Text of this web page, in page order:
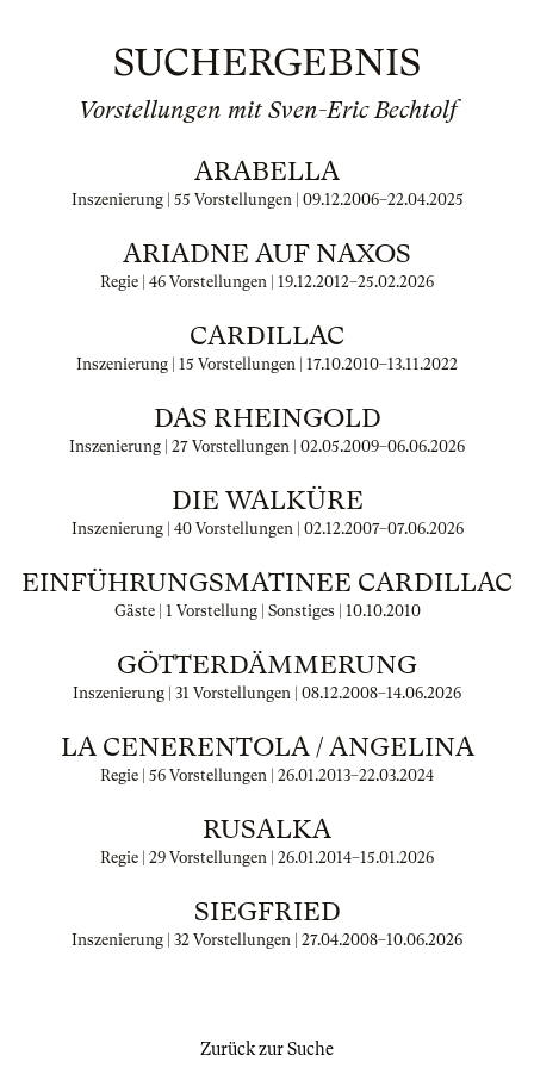
SUCHERGEBNIS
Vorstellungen mit Sven-Eric Bechtolf
ARABELLA
Inszenierung | 55 Vorstellungen | 09.12.2006–22.04.2025
ARIADNE AUF NAXOS
Regie | 46 Vorstellungen | 19.12.2012–25.02.2026
CARDILLAC
Inszenierung | 15 Vorstellungen | 17.10.2010–13.11.2022
DAS RHEINGOLD
Inszenierung | 27 Vorstellungen | 02.05.2009–06.06.2026
DIE WALKÜRE
Inszenierung | 40 Vorstellungen | 02.12.2007–07.06.2026
EINFÜHRUNGSMATINEE CARDILLAC
Gäste | 1 Vorstellung | Sonstiges | 10.10.2010
GÖTTERDÄMMERUNG
Inszenierung | 31 Vorstellungen | 08.12.2008–14.06.2026
LA CENERENTOLA / ANGELINA
Regie | 56 Vorstellungen | 26.01.2013–22.03.2024
RUSALKA
Regie | 29 Vorstellungen | 26.01.2014–15.01.2026
SIEGFRIED
Inszenierung | 32 Vorstellungen | 27.04.2008–10.06.2026
Zurück zur Suche